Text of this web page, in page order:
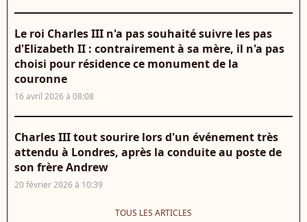
Le roi Charles III n'a pas souhaité suivre les pas
d'Elizabeth II : contrairement à sa mère, il n'a pas
choisi pour résidence ce monument de la
couronne
16 avril 2026 à 08:08
Charles III tout sourire lors d'un événement très
attendu à Londres, après la conduite au poste de
son frère Andrew
20 février 2026 à 10:39
TOUS LES ARTICLES